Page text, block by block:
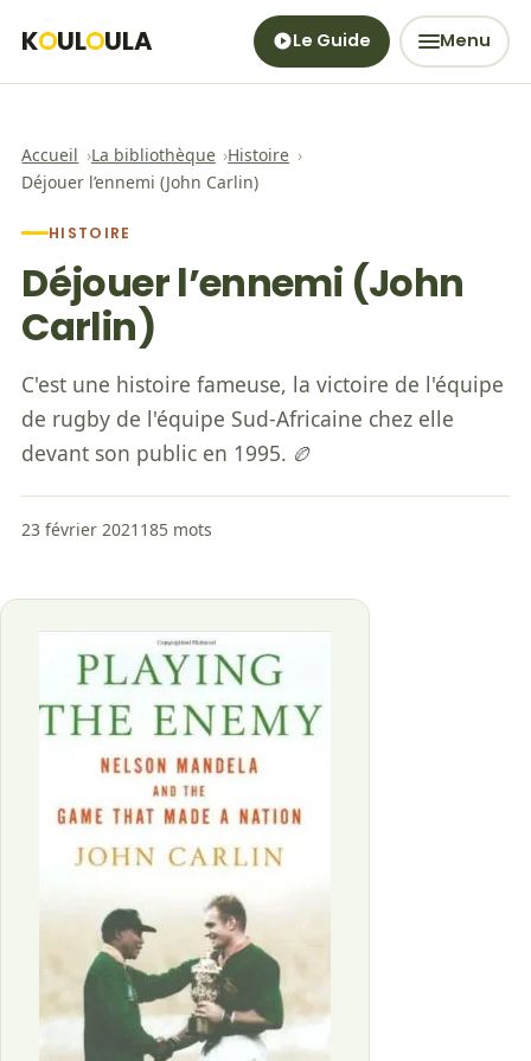
K O
UL O
ULA Le Guide Menu
Accueil La bibliothèque
Histoire
Déjouer l’ennemi (John Carlin)
HISTOIRE
Déjouer l’ennemi (John
Carlin)
C'est une histoire fameuse, la victoire de l'équipe
de rugby de l'équipe Sud-Africaine chez elle
devant son public en 1995. 🏉
23 février 2021 185 mots